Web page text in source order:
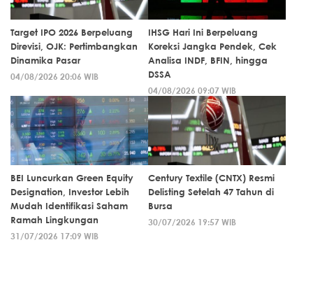
Target IPO 2026 Berpeluang
Direvisi, OJK: Pertimbangkan
Dinamika Pasar
04/08/2026 20:06 WIB
IHSG Hari Ini Berpeluang
Koreksi Jangka Pendek, Cek
Analisa INDF, BFIN, hingga
DSSA
04/08/2026 09:07 WIB
BEI Luncurkan Green Equity
Designation, Investor Lebih
Mudah Identifikasi Saham
Ramah Lingkungan
31/07/2026 17:09 WIB
Century Textile (CNTX) Resmi
Delisting Setelah 47 Tahun di
Bursa
30/07/2026 19:57 WIB